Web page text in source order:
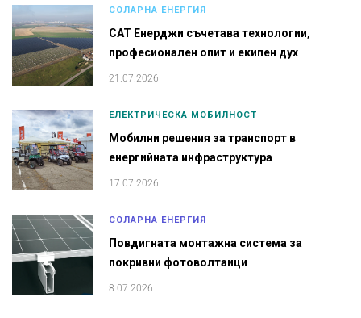
СОЛАРНА ЕНЕРГИЯ
САТ Енерджи съчетава технологии,
професионален опит и екипен дух
21.07.2026
ЕЛЕКТРИЧЕСКА МОБИЛНОСТ
Мобилни решения за транспорт в
енергийната инфраструктура
17.07.2026
СОЛАРНА ЕНЕРГИЯ
Повдигната монтажна система за
покривни фотоволтаици
8.07.2026